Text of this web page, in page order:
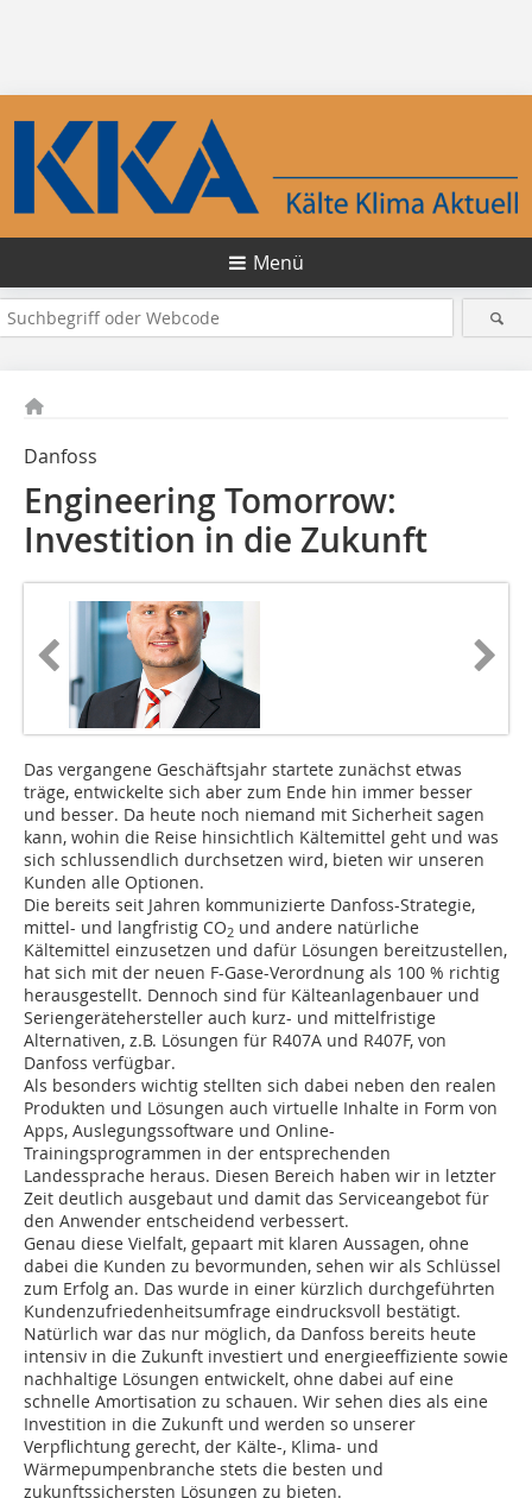
Menü
Danfoss
Engineering Tomorrow:
Investition in die Zukunft
Das vergangene Geschäftsjahr startete zunächst etwas
träge, entwickelte sich aber zum Ende hin immer besser
und besser. Da heute noch niemand mit Sicherheit sagen
kann, wohin die Reise hinsichtlich Kältemittel geht und was
sich schlussendlich durchsetzen wird, bieten wir unseren
Kunden alle Optionen.
Die bereits seit Jahren kommunizierte Danfoss-Strategie,
mittel- und langfristig CO2 und andere natürliche
Kältemittel einzusetzen und dafür Lösungen bereitzustellen,
hat sich mit der neuen F-Gase-Verordnung als 100 % richtig
herausgestellt. Dennoch sind für Kälteanlagenbauer und
Seriengerätehersteller auch kurz- und mittelfristige
Alternativen, z.B. Lösungen für R407A und R407F, von
Danfoss verfügbar.
Als besonders wichtig stellten sich dabei neben den realen
Produkten und Lösungen auch virtuelle Inhalte in Form von
Apps, Auslegungssoftware und Online-
Trainingsprogrammen in der entsprechenden
Landessprache heraus. Diesen Bereich haben wir in letzter
Zeit deutlich ausgebaut und damit das Serviceangebot für
den Anwender entscheidend verbessert.
Genau diese Vielfalt, gepaart mit klaren Aussagen, ohne
dabei die Kunden zu bevormunden, sehen wir als Schlüssel
zum Erfolg an. Das wurde in einer kürzlich durchgeführten
Kundenzufriedenheitsumfrage eindrucksvoll bestätigt.
Natürlich war das nur möglich, da Danfoss bereits heute
intensiv in die Zukunft investiert und energieeffiziente sowie
nachhaltige Lösungen entwickelt, ohne dabei auf eine
schnelle Amortisation zu schauen. Wir sehen dies als eine
Investition in die Zukunft und werden so unserer
Verpflichtung gerecht, der Kälte-, Klima- und
Wärmepumpenbranche stets die besten und
zukunftssichersten Lösungen zu bieten.